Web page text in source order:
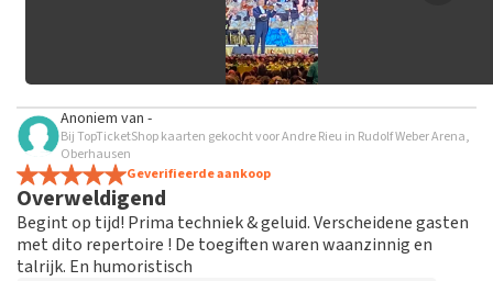
Anoniem van -
Bij TopTicketShop kaarten gekocht voor Andre Rieu in Rudolf Weber Arena,
Oberhausen
Geverifieerde aankoop
Overweldigend
Begint op tijd! Prima techniek & geluid. Verscheidene gasten
met dito repertoire ! De toegiften waren waanzinnig en
talrijk. En humoristisch